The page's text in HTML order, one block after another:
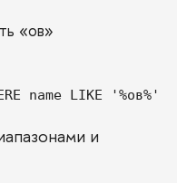
«ов»
name LIKE '%ов%'
и